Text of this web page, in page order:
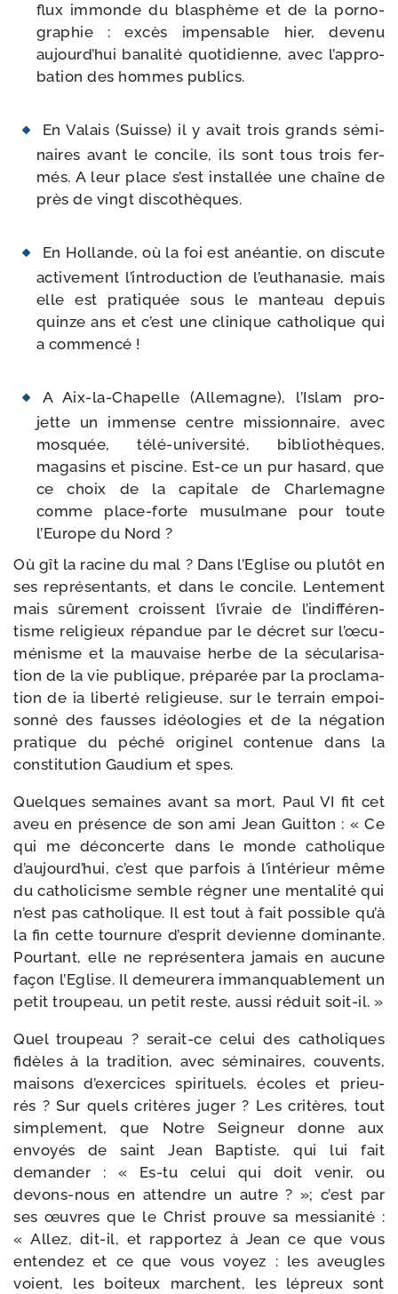
flux immonde du blas­phème et de la por­no­
gra­phie : excès impen­sable hier, deve­nu
aujourd’­hui bana­li­té quo­ti­dienne, avec l’ap­pro­
ba­tion des hommes publics.
En Valais (Suisse) il y avait trois grands sémi­
naires avant le concile, ils sont tous trois fer­
més. A leur place s’est ins­tal­lée une chaîne de
près de vingt dis­co­thèques.
En Hollande, où la foi est anéan­tie, on dis­cute
acti­ve­ment l’in­tro­duc­tion de l’eu­tha­na­sie, mais
elle est pra­ti­quée sous le man­teau depuis
quinze ans et c’est une cli­nique catho­lique qui
a com­men­cé !
A Aix-​la-​Chapelle (Allemagne), l’Islam pro­
jette un immense centre mis­sion­naire, avec
mos­quée, télé-​université, biblio­thèques,
maga­sins et pis­cine. Est-​ce un pur hasard, que
ce choix de la capi­tale de Charlemagne
comme place-​forte musul­mane pour toute
l’Europe du Nord ?
Où gît la racine du mal ? Dans l’Eglise ou plu­tôt en
ses repré­sen­tants, et dans le concile. Lentement
mais sûre­ment croissent l’i­vraie de l’in­dif­fé­ren­
tisme reli­gieux répan­due par le décret sur l’œ­cu­
mé­nisme et la mau­vaise herbe de la sécu­la­ri­sa­
tion de la vie publique, pré­pa­rée par la pro­cla­ma­
tion de ia liber­té reli­gieuse, sur le ter­rain empoi­
son­né des fausses idéo­lo­gies et de la néga­tion
pra­tique du péché ori­gi­nel conte­nue dans la
consti­tu­tion Gaudium et spes.
Quelques semaines avant sa mort, Paul VI fit cet
aveu en pré­sence de son ami Jean Guitton : « Ce
qui me décon­certe dans le monde catho­lique
d’au­jourd’­hui, c’est que par­fois à l’in­té­rieur même
du catho­li­cisme semble régner une men­ta­li­té qui
n’est pas catho­lique. Il est tout à fait pos­sible qu’à
la fin cette tour­nure d’es­prit devienne domi­nante.
Pourtant, elle ne repré­sen­te­ra jamais en aucune
façon l’Eglise. Il demeu­re­ra imman­qua­ble­ment un
petit trou­peau, un petit reste, aus­si réduit soit-il. »
Quel trou­peau ? serait-​ce celui des catho­liques
fidèles à la tra­di­tion, avec sémi­naires, cou­vents,
mai­sons d’exer­cices spi­ri­tuels, écoles et prieu­
rés ? Sur quels cri­tères juger ? Les cri­tères, tout
sim­ple­ment, que Notre Seigneur donne aux
envoyés de saint Jean Baptiste, qui lui fait
deman­der : « Es-​tu celui qui doit venir, ou
devons-​nous en attendre un autre ? »; c’est par
ses œuvres que le Christ prouve sa mes­sia­ni­té :
« Allez, dit-​il, et rap­por­tez à Jean ce que vous
enten­dez et ce que vous voyez : les aveugles
voient, les boi­teux marchent, les lépreux sont